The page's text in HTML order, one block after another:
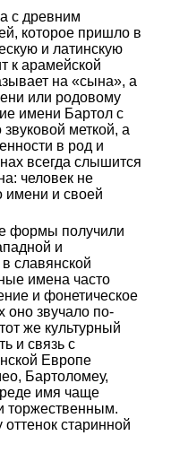
с древним
которое пришло в
и латинскую
к арамейской
на «сына», а
или родовому
имени Бартол с
меткой, а
в род и
всегда слышится
человек не
имени и своей
формы получили
и
славянской
имена часто
и фонетическое
оно звучало по-
же культурный
и связь с
Европе
Бартоломеу,
имя чаще
торжественным.
старинной